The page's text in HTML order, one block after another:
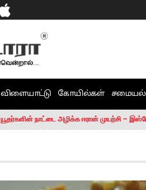
விளையாட்டு கோயில்கள் சமையல்
யூதர்களின் நாட்டை அழிக்க ஈரான் முயற்சி –
”நீட் தேர்வை முழுமையாக ரத்து செய்ய